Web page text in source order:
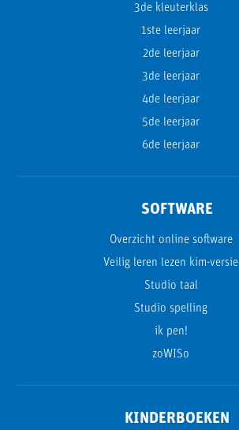
3de kleuterklas
1ste leerjaar
2de leerjaar
3de leerjaar
4de leerjaar
5de leerjaar
6de leerjaar
SOFTWARE
Overzicht online software
Veilig leren lezen kim-versie
Studio taal
Studio spelling
ik pen!
zoWISo
KINDERBOEKEN